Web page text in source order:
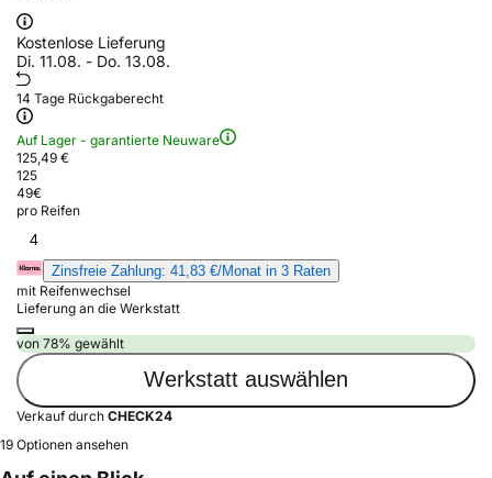
Kostenlose Lieferung
Di. 11.08. - Do. 13.08.
14 Tage Rückgaberecht
Auf Lager - garantierte Neuware
125,49 €
125
49€
pro Reifen
4
Zinsfreie Zahlung: 41,83 €/Monat in 3 Raten
mit Reifenwechsel
Lieferung an die Werkstatt
von 78% gewählt
Werkstatt auswählen
Verkauf durch CHECK24
19 Optionen ansehen